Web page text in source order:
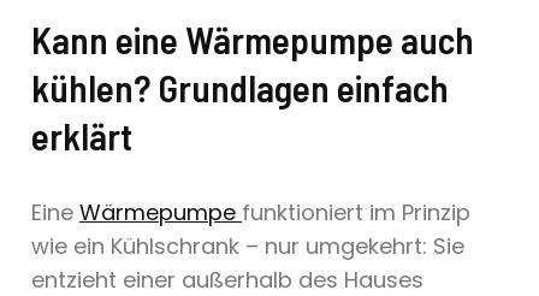
Kann eine Wärmepumpe auch
kühlen? Grundlagen einfach
erklärt
EineWärmepumpe funktioniert im Prinzip
wie ein Kühlschrank – nur umgekehrt: Sie
entzieht einer außerhalb des Hauses